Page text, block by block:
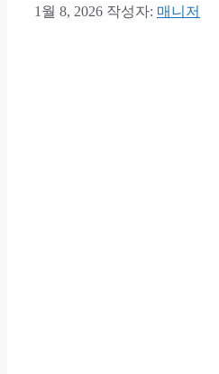
1월 8, 2026 작성자: 매니저